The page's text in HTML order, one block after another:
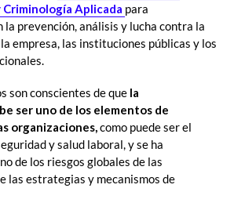
Aplicada para
prevención, análisis y lucha contra la
empresa, las instituciones públicas y los
son conscientes de que la
ser uno de los elementos de
organizaciones,como puede ser el
y salud laboral, y se ha
de los riesgos globales de las
las estrategias y mecanismos de